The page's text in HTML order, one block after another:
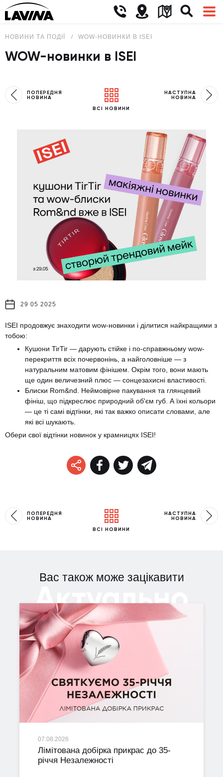
НОВИНИ ТА ПОДІЇ WOW-НОВИНКИ В ISEI
WOW-новинки в ISEI
ПОПЕРЕДНЯ
НОВИНА
ВСІ НОВИНИ
НАСТУПНА
НОВИНА
29 05 2025
ISEI продовжує знаходити wow-новинки і ділитися найкращими з
тобою:
Кушони TirTir — дарують стійке і по-справжньому wow-
перекриття всіх почервонінь, а найголовніше — з
натуральним матовим фінішем. Окрім того, вони мають
ще один величезний плюс — сонцезахисні властивості.
Блиски Rom&nd. Неймовірне пакування та глянцевий
фініш, що підкреслює природний об'єм губ. А їхні кольори
— це ті самі відтінки, які так важко описати словами, але
які всі шукають.
Обери свої відтінки новинок у крамницях ISEI!
ПОПЕРЕДНЯ
НОВИНА
ВСІ НОВИНИ
НАСТУПНА
НОВИНА
Вас також може зацікавити
Актуально
07.08.2026
Лімітована добірка прикрас до 35-
річчя Незалежності